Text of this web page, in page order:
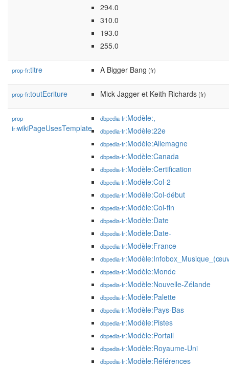
294.0
310.0
193.0
255.0
prop-fr:titre A Bigger Bang (fr)
prop-fr:toutEcriture Mick Jagger et Keith Richards(fr)
prop-
fr:wikiPageUsesTemplate
dbpedia-fr:Modèle:,
dbpedia-fr:Modèle:22e
dbpedia-fr:Modèle:Allemagne
dbpedia-fr:Modèle:Canada
dbpedia-fr:Modèle:Certification
dbpedia-fr:Modèle:Col-2
dbpedia-fr:Modèle:Col-début
dbpedia-fr:Modèle:Col-fin
dbpedia-fr:Modèle:Date
dbpedia-fr:Modèle:Date-
dbpedia-fr:Modèle:France
dbpedia-fr
dbpedia-fr:Modèle:Monde
dbpedia-fr:Modèle:Nouvelle-Zélande
dbpedia-fr:Modèle:Palette
dbpedia-fr:Modèle:Pays-Bas
dbpedia-fr:Modèle:Pistes
dbpedia-fr:Modèle:Portail
dbpedia-fr:Modèle:Royaume-Uni
dbpedia-fr:Modèle:Références